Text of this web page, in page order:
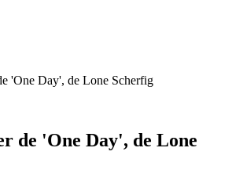
'One Day', de Lone Scherfig
de 'One Day', de Lone